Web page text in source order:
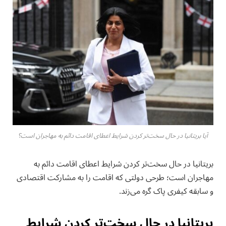
آیا بریتانیا در حال سخت‌تر کردن شرایط اعطای اقامت دائم به مهاجران است؟
بریتانیا در حال سخت‌تر کردن شرایط اعطای اقامت دائم به
مهاجران است؛ طرحی دولتی که اقامت را به مشارکت اقتصادی
و سابقه کیفری پاک گره می‌زند.